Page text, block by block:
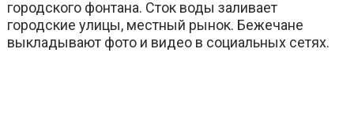
городского фонтана. Сток воды заливает
городские улицы, местный рынок. Бежечане
выкладывают фото и видео в социальных сетях.